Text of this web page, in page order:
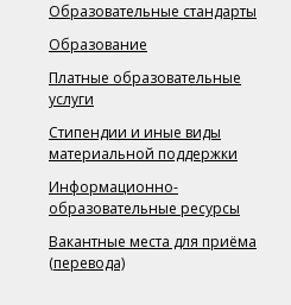
Образовательные стандарты
Образование
Платные образовательные
услуги
Стипендии и иные виды
материальной поддержки
Информационно-
образовательные ресурсы
Вакантные места для приёма
(перевода)